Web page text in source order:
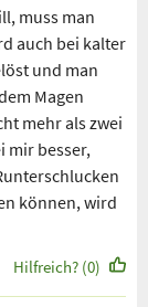
muss man
auch bei kalter
und man
Magen
mehr als zwei
mir besser,
können, wird
Hilfreich? (0)